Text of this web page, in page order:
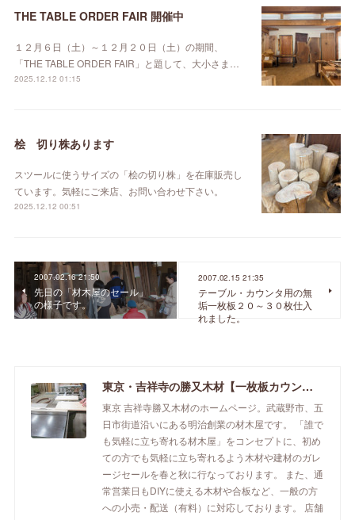
THE TABLE ORDER FAIR 開催中
１２月６日（土）～１２月２０日（土）の期間、
「THE TABLE ORDER FAIR」と題して、大小さま…
2025.12.12 01:15
桧 切り株あります
スツールに使うサイズの「桧の切り株」を在庫販売し
ています。気軽にご来店、お問い合わせ下さい。
2025.12.12 00:51
2007.02.16 21:50
先日の「材木屋のセール」
の様子です。
2007.02.15 21:35
テーブル・カウンタ用の無
垢一枚板２０～３０枚仕入
れました。
東京・吉祥寺の勝又木材【一枚板カウンター】
東京 吉祥寺勝又木材のホームページ。武蔵野市、五
日市街道沿いにある明治創業の材木屋です。 「誰で
も気軽に立ち寄れる材木屋」をコンセプトに、初め
ての方でも気軽に立ち寄れるよう木材や建材のガレ
ージセールを春と秋に行なっております。 また、通
常営業日もDIYに使える木材や合板など、一般の方
への小売・配送（有料）に対応しております。 店舗